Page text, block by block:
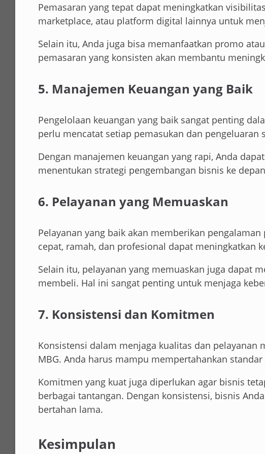
Pemasaran yang tepat dapat meningkatkan
marketplace, atau platform digital lainnya untuk
Selain itu, Anda juga bisa memanfaatkan promo
pemasaran yang konsisten akan membantu
5. Manajemen Keuangan yang Baik
Pengelolaan keuangan yang baik sangat penting
perlu mencatat setiap pemasukan dan pengeluaran
Dengan manajemen keuangan yang rapi, Anda
menentukan strategi pengembangan bisnis ke
6. Pelayanan yang Memuaskan
Pelayanan yang baik akan memberikan
cepat, ramah, dan profesional dapat meningkatkan
Selain itu, pelayanan yang memuaskan juga dapat
membeli. Hal ini sangat penting untuk menjaga
7. Konsistensi dan Komitmen
Konsistensi dalam menjaga kualitas dan pelayanan
MBG. Anda harus mampu mempertahankan
Komitmen yang kuat juga diperlukan agar bisnis
berbagai tantangan. Dengan konsistensi, bisnis
bertahan lama.
Kesimpulan